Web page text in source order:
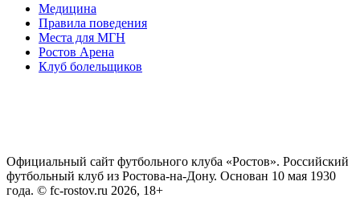
Медицина
Правила поведения
Места для МГН
Ростов Арена
Клуб болельщиков
Официальный сайт футбольного клуба «Ростов». Российский
футбольный клуб из Ростова-на-Дону. Основан 10 мая 1930
года. © fc-rostov.ru 2026, 18+